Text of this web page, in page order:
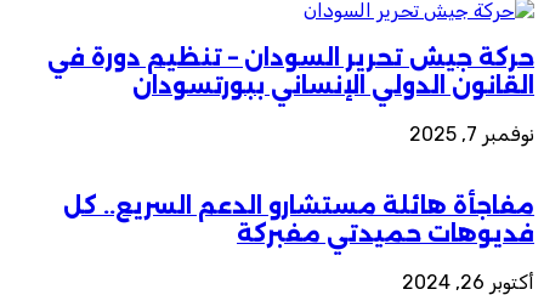
حركة جيش تحرير السودان – تنظيم دورة في
القانون الدولي الإنساني ببورتسودان
نوفمبر 7, 2025
مفاجأة هائلة مستشارو الدعم السريع.. كل
فديوهات حميدتي مفبركة
أكتوبر 26, 2024